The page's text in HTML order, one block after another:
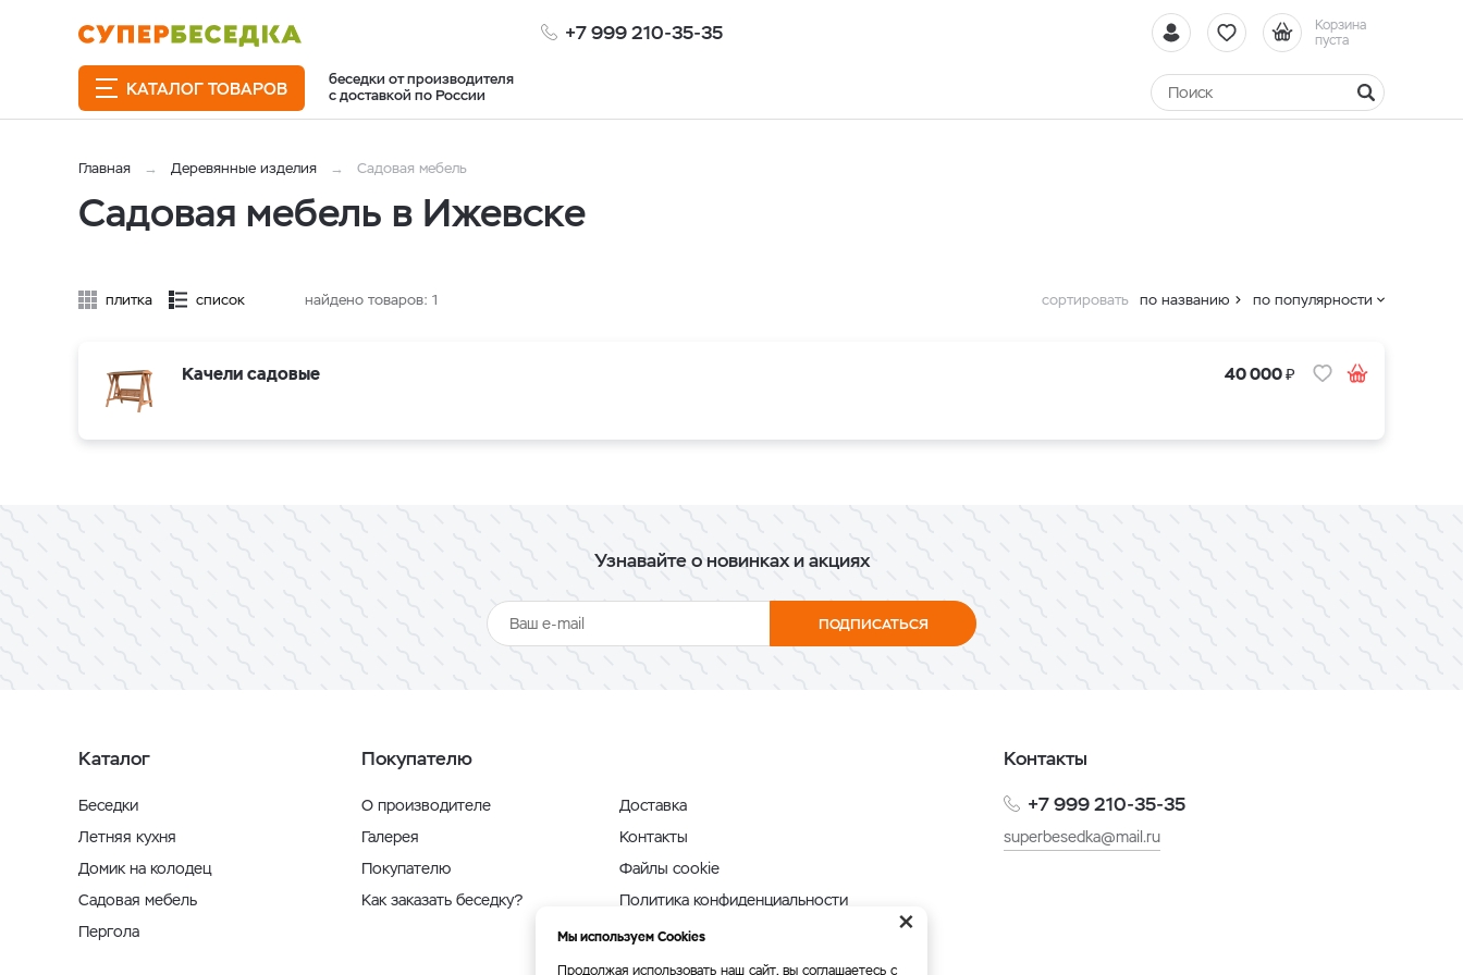
беседки от производителя
с доставкой по России
+7 999 210-35-35
Корзина
пуста
КАТАЛОГ ТОВАРОВ
Главная Деревянные изделия Садовая мебель
Садовая мебель в Ижевске
плитка список найдено товаров: 1 сортировать по названию по популярности
Качели садовые 40 000₽
Узнавайте о новинках и акциях
ПОДПИСАТЬСЯ
Каталог
Беседки
Летняя кухня
Домик на колодец
Садовая мебель
Пергола
Покупателю
О производителе
Галерея
Покупателю
Как заказать беседку?
Доставка
Контакты
Файлы cookie
Политика конфиденциальности
Контакты
+7 999 210-35-35
superbesedka@mail.ru
×
Мы используем Cookies
Продолжая использовать наш сайт, вы соглашаетесь с